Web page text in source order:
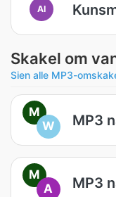
AI
Skakel om
Sien alle MP3-
M
W
MP3
M
A
MP3